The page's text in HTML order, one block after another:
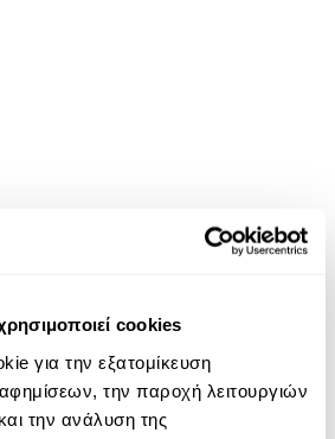
cookies
για την εξατομίκευση
την παροχή λειτουργιών
την ανάλυση της